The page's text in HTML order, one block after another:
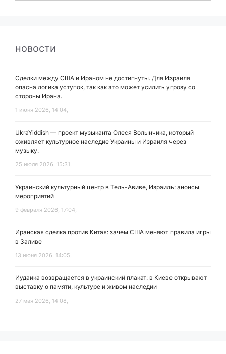
новости
Сделки между США и Ираном не достигнуты. Для Израиля
опасна логика уступок, так как это может усилить угрозу со
стороны Ирана.
1 июня 2026, 14:04,
UkraYiddish — проект музыканта Олеся Волынчика, который
оживляет культурное наследие Украины и Израиля через
музыку.
25 июля 2026, 15:31,
Украинский культурный центр в Тель-Авиве, Израиль: анонсы
мероприятий
9 февраля 2026, 17:04,
Иранская сделка против Китая: зачем США меняют правила игры
в Заливе
13 июня 2026, 14:05,
Иудаика возвращается в украинский плакат: в Киеве открывают
выставку о памяти, культуре и живом наследии
27 мая 2026, 14:08,